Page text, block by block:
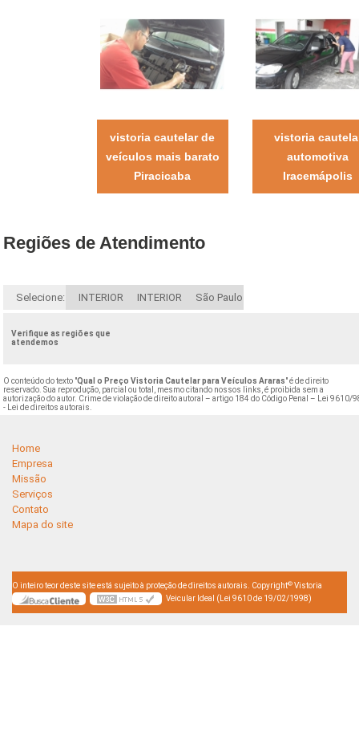
vistoria cautelar de
veículos mais barato
Piracicaba
vistoria
automotiva
Iracemápolis
Regiões de Atendimento
Selecione: INTERIOR INTERIOR São Paulo
Verifique as regiões que
atendemos
O conteúdo do texto "Qual o Preço Vistoria Cautelar para Veículos Araras" é de direito
reservado. Sua reprodução, parcial ou total, mesmo citando nossos links, é proibida sem a
autorização do autor. Crime de violação de direito autoral – artigo 184 do Código Penal –
Lei 9610/
- Lei de direitos autorais
Home
Empresa
Missão
Serviços
Contato
Mapa do site
O inteiro teor deste site está sujeito à proteção de direitos autorais. Copyright© Vistoria
Veicular Ideal (Lei 9610 de 19/02/1998)